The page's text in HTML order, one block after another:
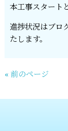
本工事スタート
進捗状況はブロ
たします。
« 前のページ